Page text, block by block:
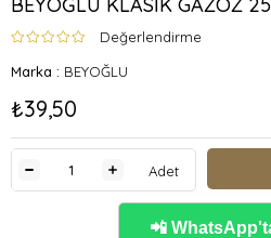
Değerlendirme
Marka : BEYOĞLU
₺39,50
Adet
📲